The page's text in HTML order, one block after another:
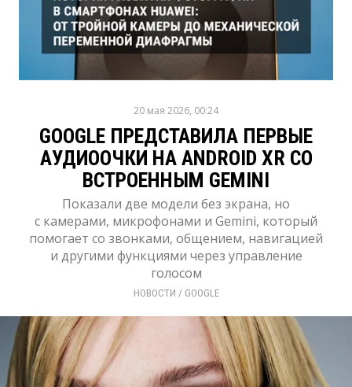
20 мая 2026, 00:24
GOOGLE ПРЕДСТАВИЛА ПЕРВЫЕ
АУДИООЧКИ НА ANDROID XR СО
ВСТРОЕННЫМ GEMINI
Показали две модели без экрана, но
с камерами, микрофонами и Gemini, который
помогает со звонками, общением, навигацией
и другими функциями через управление
голосом
НОВОСТИ / GOOGLE